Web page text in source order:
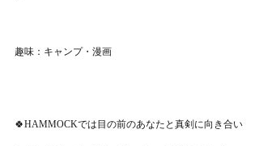
趣味：キャンプ・漫画
🍀HAMMOCKでは目の前のあなたと真剣に向き合い